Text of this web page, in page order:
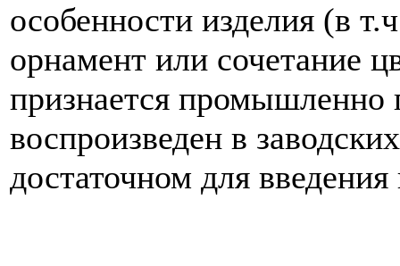
особенности изделия (в
орнамент или сочетание
признается
воспроизведен в
достаточном для